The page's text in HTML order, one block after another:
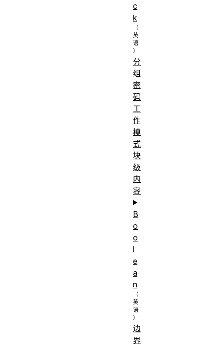
c
k
分
组
密
码
工
作
模
式
块
级
内
容
B
o
o
l
e
a
n
边
界